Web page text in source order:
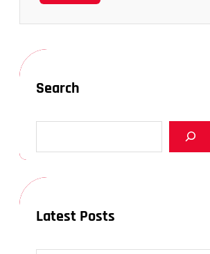
Search
a
Latest Posts